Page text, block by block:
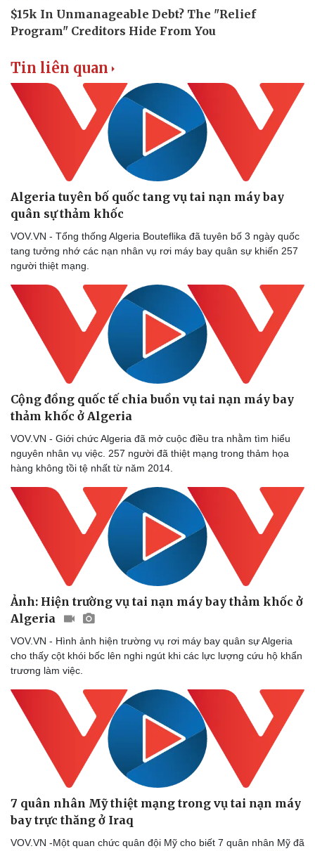
Thể thao
Bóng đá
Lịch thi đấu bóng đá
Thế giới thể thao
eSports
Hậu trường
Ô tô - Xe máy
Xe máy
Tư vấn
Tin liên quan
Algeria tuyên bố quốc tang vụ tai nạn máy bay
quân sự thảm khốc
VOV.VN - Tổng thống Algeria Bouteflika đã tuyên bố 3 ngày quốc
tang tưởng nhớ các nạn nhân vụ rơi máy bay quân sự khiến 257
người thiệt mạng.
Cộng đồng quốc tế chia buồn vụ tai nạn máy bay
thảm khốc ở Algeria
VOV.VN - Giới chức Algeria đã mở cuộc điều tra nhằm tìm hiểu
nguyên nhân vụ việc. 257 người đã thiệt mạng trong thảm họa
hàng không tồi tệ nhất từ năm 2014.
Ảnh: Hiện trường vụ tai nạn máy bay thảm khốc ở
Algeria
VOV.VN - Hình ảnh hiện trường vụ rơi máy bay quân sự Algeria
cho thấy cột khói bốc lên nghi ngút khi các lực lượng cứu hộ khẩn
trương làm việc.
7 quân nhân Mỹ thiệt mạng trong vụ tai nạn máy
bay trực thăng ở Iraq
VOV.VN -Một quan chức quân đội Mỹ cho biết 7 quân nhân Mỹ đã